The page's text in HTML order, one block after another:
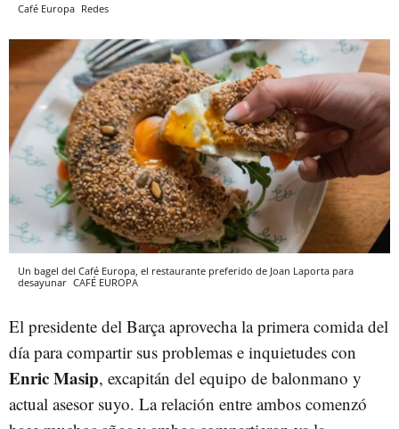
Café Europa Redes
Un bagel del Café Europa, el restaurante preferido de Joan Laporta para
desayunar CAFÉ EUROPA
El presidente del Barça aprovecha la primera comida del
día para compartir sus problemas e inquietudes con
Enric Masip, excapitán del equipo de balonmano y
actual asesor suyo. La relación entre ambos comenzó